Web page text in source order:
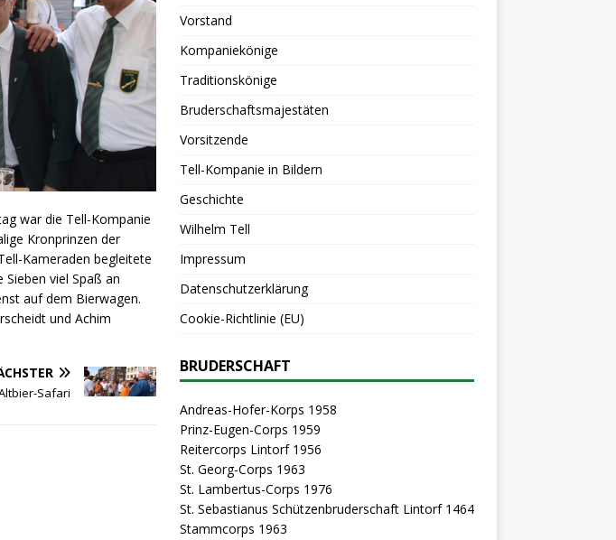
war die Tell-Kompanie
Kronprinzen der
Kameraden begleitete
viel Spaß an
auf dem Bierwagen.
und Achim
Safari
Vorstand
Kompaniekönige
Traditionskönige
Bruderschaftsmajestäten
Vorsitzende
Tell-Kompanie in Bildern
Geschichte
Wilhelm Tell
Impressum
Datenschutzerklärung
Cookie-Richtlinie (EU)
BRUDERSCHAFT
Andreas-Hofer-Korps 1958
Prinz-Eugen-Corps 1959
Reitercorps Lintorf 1956
St. Georg-Corps 1963
St. Lambertus-Corps 1976
St. Sebastianus Schützenbruderschaft Lintorf 1464
Stammcorps 1963